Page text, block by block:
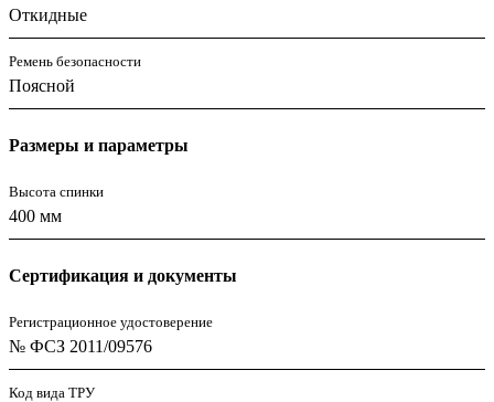
Откидные
Ремень безопасности
Поясной
Размеры и параметры
Высота спинки
400 мм
Сертификация и документы
Регистрационное удостоверение
№ ФСЗ 2011/09576
Код вида ТРУ